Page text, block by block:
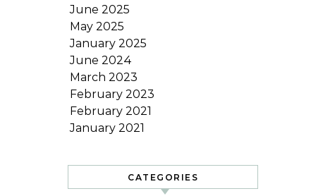
June 2025
May 2025
January 2025
June 2024
March 2023
February 2023
February 2021
January 2021
CATEGORIES